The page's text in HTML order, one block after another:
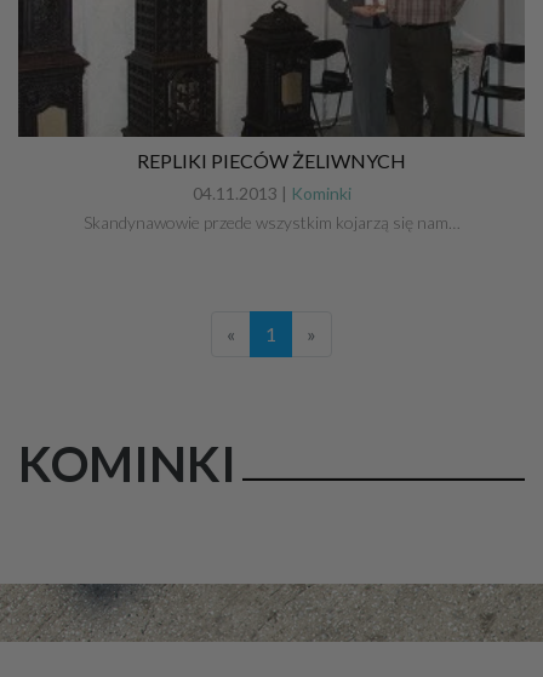
REPLIKI PIECÓW ŻELIWNYCH
04.11.2013 | Kominki
Skandynawowie przede wszystkim kojarzą się nam…
« 1 »
KOMINKI